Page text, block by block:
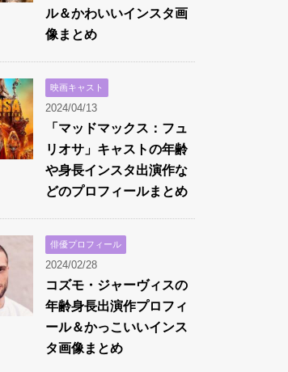
ル＆かわいいインスタ画
像まとめ
映画キャスト
2024/04/13
「マッドマックス：フュ
リオサ」キャストの年齢
や身長インスタ出演作な
どのプロフィールまとめ
俳優プロフィール
2024/02/28
コズモ・ジャーヴィスの
年齢身長出演作プロフィ
ール＆かっこいいインス
タ画像まとめ